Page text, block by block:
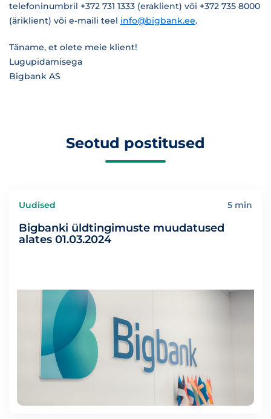
telefoninumbril +372 731 1333 (eraklient) või +372 735 8000
(äriklient) või e-maili teel info@bigbank.ee.
Täname, et olete meie klient!
Lugupidamisega
Bigbank AS
Seotud postitused
Uudised 5 min
Bigbanki üldtingimuste muudatused
alates 01.03.2024